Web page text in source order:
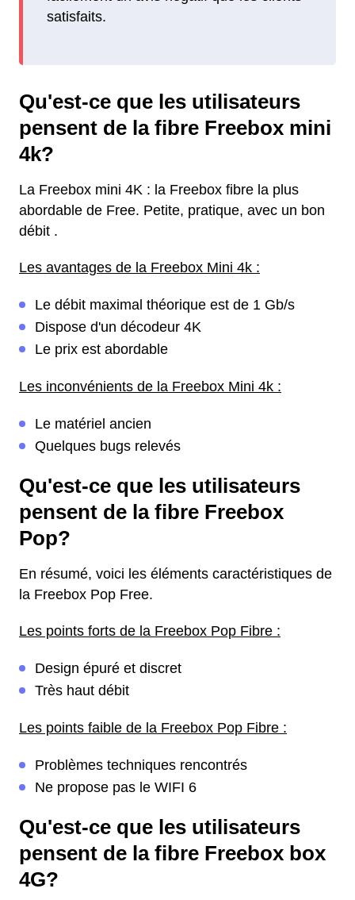
satisfaits.
Qu'est-ce que les utilisateurs
pensent de la fibre Freebox mini
4k?
La Freebox mini 4K : la Freebox fibre la plus
abordable de Free. Petite, pratique, avec un bon
débit .
Les avantages de la Freebox Mini 4k :
Le débit maximal théorique est de 1 Gb/s
Dispose d'un décodeur 4K
Le prix est abordable
Les inconvénients de la Freebox Mini 4k :
Le matériel ancien
Quelques bugs relevés
Qu'est-ce que les utilisateurs
pensent de la fibre Freebox
Pop?
En résumé, voici les éléments caractéristiques de
la Freebox Pop Free.
Les points forts de la Freebox Pop Fibre :
Design épuré et discret
Très haut débit
Les points faible de la Freebox Pop Fibre :
Problèmes techniques rencontrés
Ne propose pas le WIFI 6
Qu'est-ce que les utilisateurs
pensent de la fibre Freebox box
4G?